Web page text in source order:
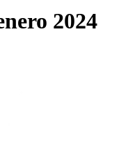
2024